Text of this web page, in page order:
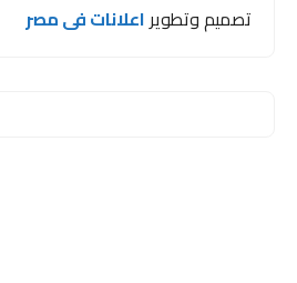
تصميم وتطويراعلانات فى مصر